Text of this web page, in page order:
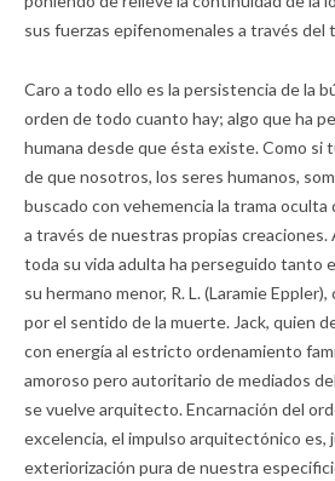
sus fuerzas epifenomenales a través del
Caro a todo ello es la persistencia de la
orden de todo cuanto hay; algo que ha
humana desde que ésta existe. Como si
de que nosotros, los seres humanos,
buscado con vehemencia la trama oculta
a través de nuestras propias creaciones.
toda su vida adulta ha perseguido tanto
su hermano menor, R. L. (Laramie
por el sentido de la muerte. Jack, quien
con energía al estricto ordenamiento
amoroso pero autoritario de mediados
se vuelve arquitecto. Encarnación del
excelencia, el impulso arquitectónico es,
exteriorización pura de nuestra